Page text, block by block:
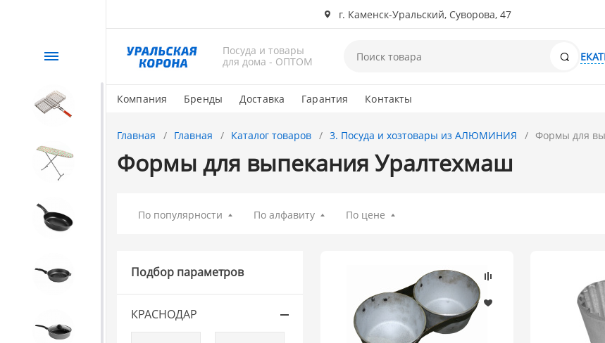
г. Каменск-Уральский, Суворова, 47
Посуда и товары
для дома - ОПТОМ
Поиск
Компания Бренды Доставка Гарантия Контакты
Каталог
СЕЗОННЫЙ товар
1. Завод Исток
2. Посуда с АНТИПРИГАРНЫМ
Главная Главная Каталог товаров 3. Посуда и хозтовары из АЛЮМИНИЯ Формы для
Формы для выпекания Уралтехмаш
По популярности По алфавиту По цене
Подбор параметров
КРАСНОДАР